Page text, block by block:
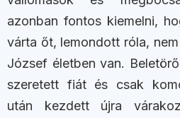
azonban fontos kiemelni,
várta őt, lemondott róla,
József életben van.
szeretett fiát és csak
után kezdett újra